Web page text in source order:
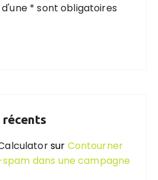
d'une * sont obligatoires
récents
sur Contourner
dans une campagne